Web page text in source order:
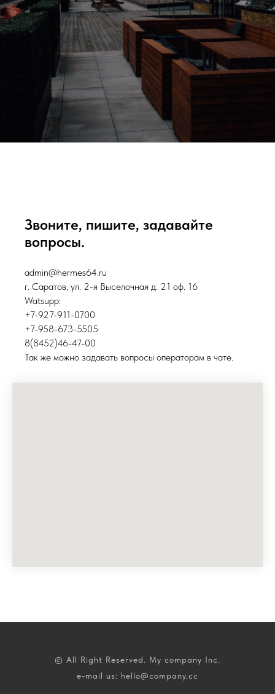
Звоните, пишите, задавайте
вопросы.
admin@hermes64.ru
г. Саратов, ул. 2-я Выселочная д. 21 оф. 16
Watsupp:
+7-927-911-0700
+7-958-673-5505
8(8452)46-47-00
Так же можно задавать вопросы операторам в чате.
© All Right Reserved. My company Inc.
e-mail us: hello@company.cc